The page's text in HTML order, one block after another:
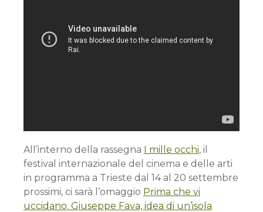
All’interno della rassegna I mille occhi, il
festival internazionale del cinema e delle arti
in programma a Trieste dal 14 al 20 settembre
prossimi, ci sarà l’omaggio Prima che vi
uccidano. Giuseppe Fava, idea di un’isola